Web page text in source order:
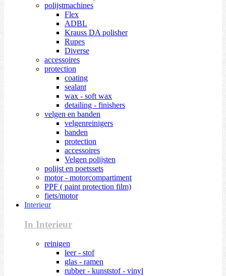
polijstmachines
Flex
ADBL
Krauss DA polisher
Rupes
Diverse
accessoires
protection
coating
sealant
wax - soft wax
detailing - finishers
velgen en banden
velgenreinigers
banden
protection
accessoires
Velgen polijsten
polijst en poetssets
motor - motorcompartiment
PPF ( paint protection film)
fiets/motor
Interieur
In Interieur
reinigen
leer - stof
glas - ramen
rubber - kunststof - vinyl